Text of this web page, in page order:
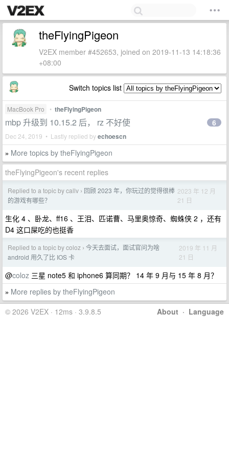
theFlyingPigeon
V2EX member #452653, joined on 2019-11-13 14:18:36
+08:00
Switch topics list
MacBook Pro • theFlyingPigeon
mbp 升级到 10.15.2 后， rz 不好使
Dec 24, 2019 • Lastly replied byechoescn
6
» More topics by theFlyingPigeon
theFlyingPigeon's recent replies
Replied to a topic by callv › 回顾 2023 年，你玩过的觉得很棒
的游戏有哪些？
2023 年 12 月
21 日
生化 4 、卧龙、ff16 、王泪、匹诺曹、马里奥惊奇、蜘蛛侠 2 ，还有
D4 这口屎吃的也挺香
Replied to a topic by coloz › 今天去面试，面试官问为啥
android 用久了比 IOS 卡
2019 年 11 月
21 日
@coloz 三星 note5 和 iphone6 算同期？ 14 年 9 月与 15 年 8 月？
» More replies by theFlyingPigeon
About · Language
© 2026 V2EX · 12ms · 3.9.8.5